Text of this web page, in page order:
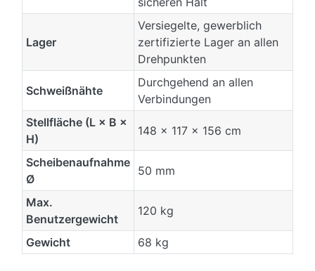
Lager
Versiegelte, gewerblich
zertifizierte Lager an allen
Drehpunkten
Schweißnähte
Durchgehend an allen
Verbindungen
Stellfläche (L × B ×
H)
148 × 117 × 156 cm
Scheibenaufnahme
Ø
50 mm
Max.
Benutzergewicht
120 kg
Gewicht 68 kg